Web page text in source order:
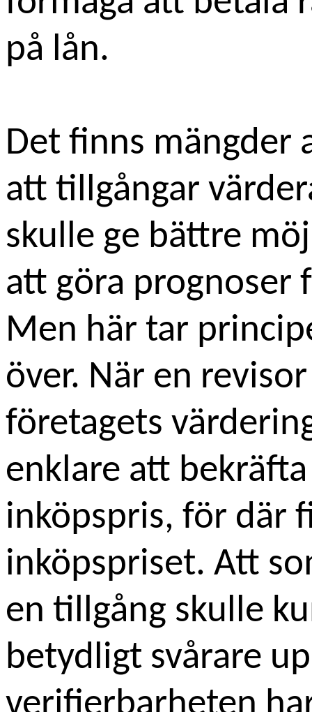
på lån.
Det finns mängder
att tillgångar
skulle ge bättre
att göra prognoser
Men här tar
över. När en
företagets
enklare att
inköpspris, för där
inköpspriset. Att
en tillgång skulle
betydligt svårare